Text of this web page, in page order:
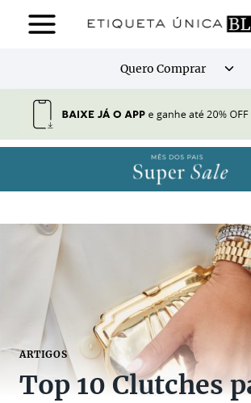
para
Quero Comprar
ARTIGOS
Top 10 Clutches